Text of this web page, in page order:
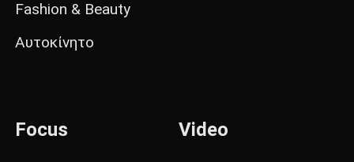
Fashion & Beauty
Αυτοκίνητο
Focus Video